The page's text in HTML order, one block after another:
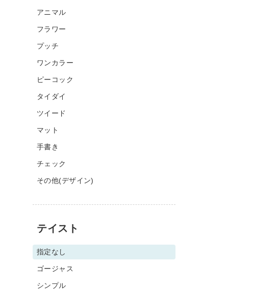
アニマル
フラワー
プッチ
ワンカラー
ピーコック
タイダイ
ツイード
マット
手書き
チェック
その他(デザイン)
テイスト
指定なし
ゴージャス
シンプル